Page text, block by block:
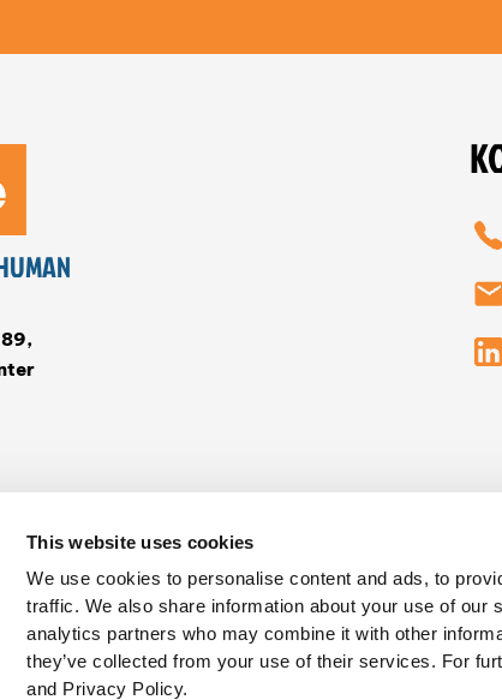
This website uses cookies
We use cookies to personalise content and ads, to
traffic. We also share information about your use of our
analytics partners who may combine it with other
they’ve collected from your use of their services. For
and Privacy Policy.